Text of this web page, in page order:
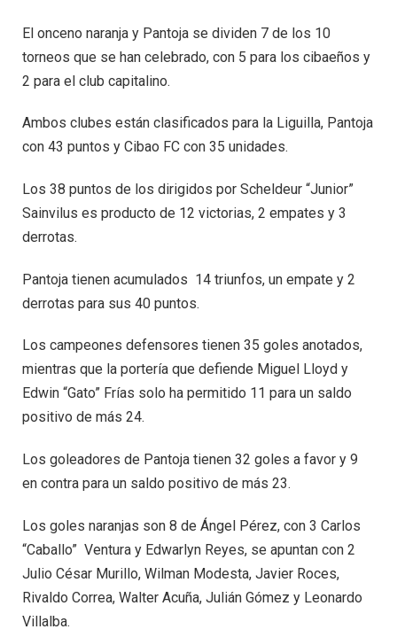
El onceno naranja y Pantoja se dividen 7 de los 10
torneos que se han celebrado, con 5 para los cibaeños y
2 para el club capitalino.
Ambos clubes están clasificados para la Liguilla, Pantoja
con 43 puntos y Cibao FC con 35 unidades.
Los 38 puntos de los dirigidos por Scheldeur “Junior”
Sainvilus es producto de 12 victorias, 2 empates y 3
derrotas.
Pantoja tienen acumulados 14 triunfos, un empate y 2
derrotas para sus 40 puntos.
Los campeones defensores tienen 35 goles anotados,
mientras que la portería que defiende Miguel Lloyd y
Edwin “Gato” Frías solo ha permitido 11 para un saldo
positivo de más 24.
Los goleadores de Pantoja tienen 32 goles a favor y 9
en contra para un saldo positivo de más 23.
Los goles naranjas son 8 de Ángel Pérez, con 3 Carlos
“Caballo” Ventura y Edwarlyn Reyes, se apuntan con 2
Julio César Murillo, Wilman Modesta, Javier Roces,
Rivaldo Correa, Walter Acuña, Julián Gómez y Leonardo
Villalba.